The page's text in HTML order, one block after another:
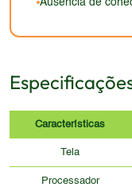
chamem atenção.
Ausência de
Características
Tela
Processador